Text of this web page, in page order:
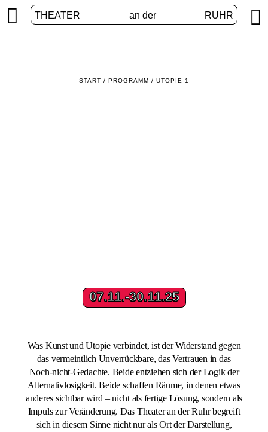
THEATER an der RUHR
 
START / PROGRAMM / UTOPIE 1
07.11.-30.11.25
07.11.-30.11.25
Was Kunst und Utopie verbindet, ist der Widerstand gegen
das vermeintlich Unverrückbare, das Vertrauen in das
Noch-nicht-Gedachte. Beide entziehen sich der Logik der
Alternativlosigkeit. Beide schaffen Räume, in denen etwas
anderes sichtbar wird – nicht als fertige Lösung, sondern als
Impuls zur Veränderung. Das Theater an der Ruhr begreift
sich in diesem Sinne nicht nur als Ort der Darstellung,